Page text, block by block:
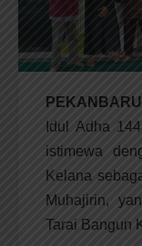
Idul Adha
istimewa
Kelana
Muhajirin,
Tarai Bangun